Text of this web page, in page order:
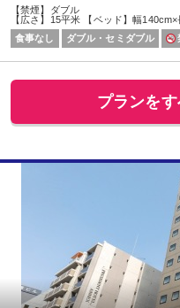
【禁煙】ダブル
【広さ】15平米 【ベッド】幅
食事なし
ダブル・セミダブル
プランをす